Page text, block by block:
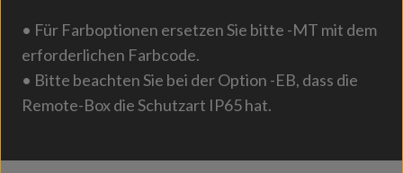
• Für Farboptionen ersetzen Sie bitte -MT mit dem
erforderlichen Farbcode.
• Bitte beachten Sie bei der Option -EB, dass die
Remote-Box die Schutzart IP65 hat.